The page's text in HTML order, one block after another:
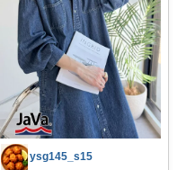
ysg145_s15